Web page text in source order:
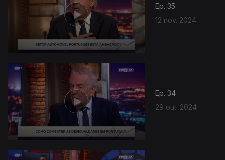
Ep. 35
12 nov. 2024
Ep. 34
29 out. 2024